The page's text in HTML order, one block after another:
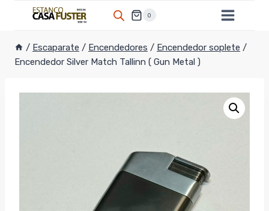
0
/ Escaparate / Encendedores / Encendedor soplete /
Encendedor Silver Match Tallinn ( Gun Metal )